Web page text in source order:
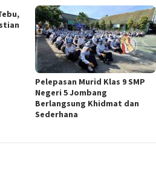
Pelepasan Murid Klas 9 SMP
Negeri 5 Jombang
Berlangsung Khidmat dan
Sederhana